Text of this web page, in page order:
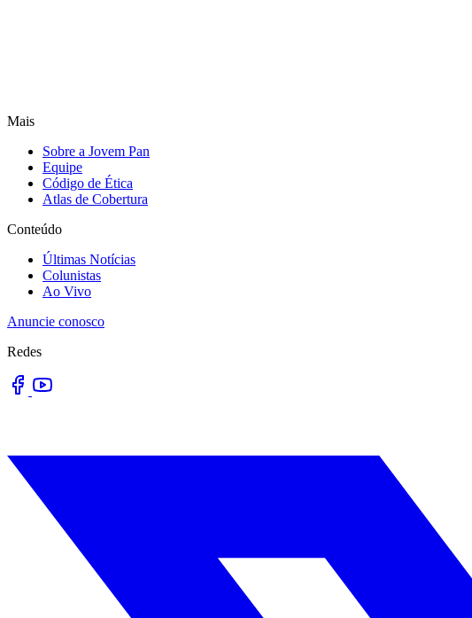
Mais
Sobre a Jovem Pan
Equipe
Código de Ética
Atlas de Cobertura
Conteúdo
Últimas Notícias
Colunistas
Ao Vivo
Anuncie conosco
Redes